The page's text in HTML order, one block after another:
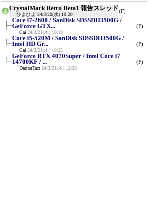
CrystalMark Retro Beta1 報告スレッド
ひよひよ 24/3/20(水) 19:20
(F)
Core i7-2600 / SanDisk SDSSDH3500G /
GeForce GTX...
Cai 24/3/21(木) 10:19
(F)
Core i5-520M / SanDisk SDSSDH3500G /
Intel HD Gr...
Cai 24/3/21(木) 10:25
(F)
GeForce RTX 4070Super / Intel Core i7
14700KF / ...
DaringTact 24/3/21(木) 12:26
(F)